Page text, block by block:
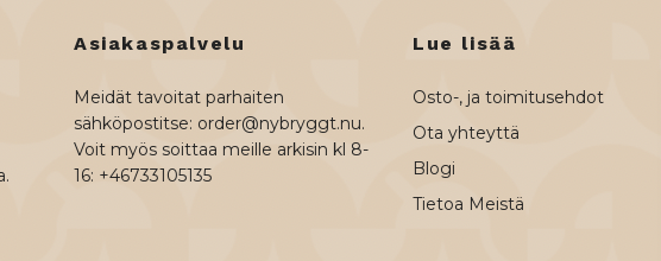
Asiakaspalvelu
Meidät tavoitat parhaiten
sähköpostitse: order@nybryggt.nu.
Voit myös soittaa meille arkisin kl 8-
16: +46733105135
Lue lisää
Osto-, ja toimitusehdot
Ota yhteyttä
Blogi
Tietoa Meistä